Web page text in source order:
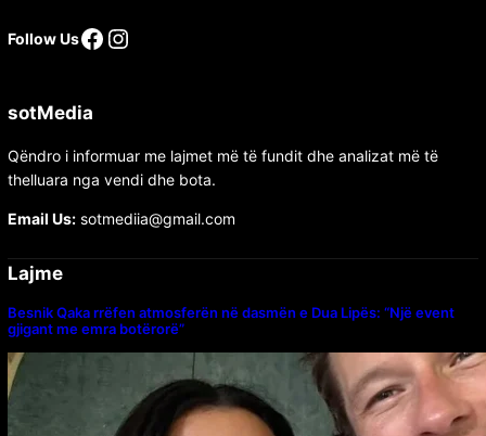
Follow UsFacebook
Instagram
sotMedia
Qëndro i informuar me lajmet më të fundit dhe analizat më të
thelluara nga vendi dhe bota.
Email Us:sotmediia@gmail.com
Lajme
Besnik Qaka rrëfen atmosferën në dasmën e Dua Lipës: “Një event
gjigant me emra botërorë”